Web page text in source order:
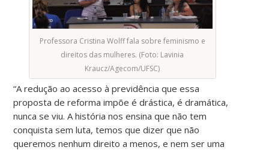
Professora Cristina Wolff fala sobre feminismo e
direitos das mulheres. (Foto: Lavinia
Kraucz/Agecom/UFSC)
“A redução ao acesso à previdência que essa
proposta de reforma impõe é drástica, é dramática,
nunca se viu. A história nos ensina que não tem
conquista sem luta, temos que dizer que não
queremos nenhum direito a menos, e nem ser uma